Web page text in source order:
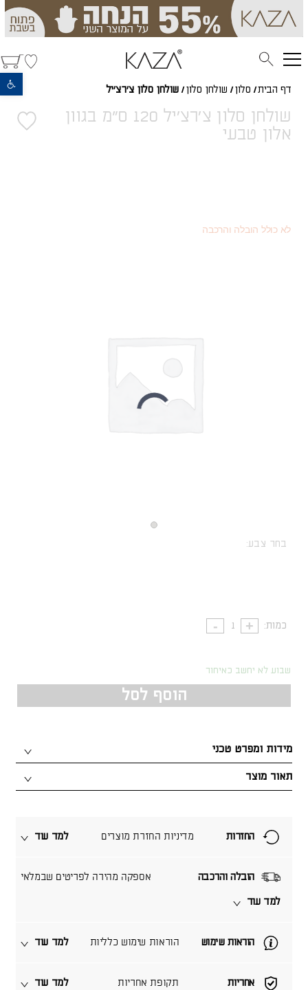
פתח סרגל נגישות
דף הבית/ סלון / שולחן סלון / שולחן סלון צ'רצ'יל
שולחן סלון צ'רצ'יל 120 ס"מ בגוון
אלון טבעי
לא כולל הובלה והרכבה
בחר צבע:
כמות:
שבוע לא יחשב כאיחור
הוסף לסל
תאור מוצר
מידות ומפרט טכני
אחריות תקופת אחריות למד עוד
הוראות שימוש הוראות שימוש כלליות למד עוד
הובלה והרכבה אספקה מהירה לפריטים שבמלאי
למד עוד
החזרות מדיניות החזרת מוצרים למד עוד